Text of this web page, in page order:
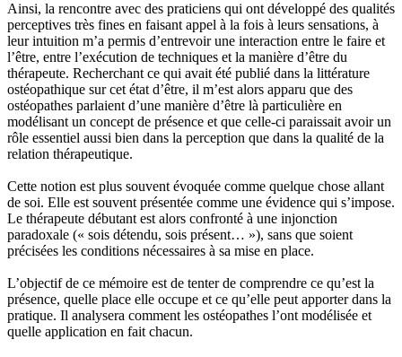
Ainsi, la rencontre avec des praticiens qui ont développé des qualités
perceptives très fines en faisant appel à la fois à leurs sensations, à
leur intuition m’a permis d’entrevoir une interaction entre le faire et
l’être, entre l’exécution de techniques et la manière d’être du
thérapeute. Recherchant ce qui avait été publié dans la littérature
ostéopathique sur cet état d’être, il m’est alors apparu que des
ostéopathes parlaient d’une manière d’être là particulière en
modélisant un concept de présence et que celle-ci paraissait avoir un
rôle essentiel aussi bien dans la perception que dans la qualité de la
relation thérapeutique.
Cette notion est plus souvent évoquée comme quelque chose allant
de soi. Elle est souvent présentée comme une évidence qui s’impose.
Le thérapeute débutant est alors confronté à une injonction
paradoxale (« sois détendu, sois présent… »), sans que soient
précisées les conditions nécessaires à sa mise en place.
L’objectif de ce mémoire est de tenter de comprendre ce qu’est la
présence, quelle place elle occupe et ce qu’elle peut apporter dans la
pratique. Il analysera comment les ostéopathes l’ont modélisée et
quelle application en fait chacun.